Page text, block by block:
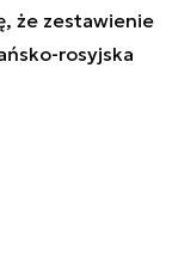
że zestawienie
rosyjska